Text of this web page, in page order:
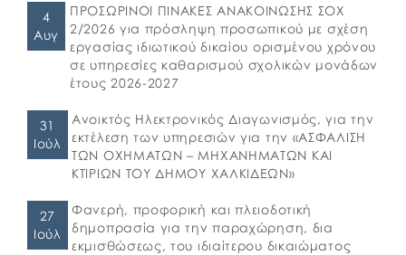
4
Αυγ
ΠΡΟΣΩΡΙΝΟΙ ΠΙΝΑΚΕΣ ΑΝΑΚΟΙΝΩΣΗΣ ΣΟΧ
2/2026 για πρόσληψη προσωπικού με σχέση
εργασίας ιδιωτικού δικαίου ορισμένου χρόνου
σε υπηρεσίες καθαρισμού σχολικών μονάδων
έτους 2026-2027
31
Ιούλ
Ανοικτός Ηλεκτρονικός Διαγωνισμός, για την
εκτέλεση των υπηρεσιών για την «ΑΣΦΑΛΙΣΗ
ΤΩΝ ΟΧΗΜΑΤΩΝ – ΜΗΧΑΝΗΜΑΤΩΝ ΚΑΙ
ΚΤΙΡΙΩΝ ΤΟΥ ΔΗΜΟΥ ΧΑΛΚΙΔΕΩΝ»
27
Ιούλ
Φανερή, προφορική και πλειοδοτική
δημοπρασία για την παραχώρηση, δια
εκμισθώσεως, του ιδιαίτερου δικαιώματος